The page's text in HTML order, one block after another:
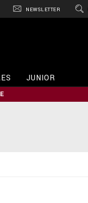
NEWSLETTER
JUNIOR